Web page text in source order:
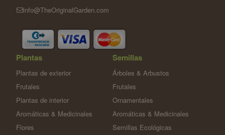
info@TheOriginalGarden.com
Plantas
Plantas de exterior
Frutales
Plantas de interior
Aromáticas & Medicinales
Flores
Semillas
Árboles & Arbustos
Frutales
Ornamentales
Aromáticas & Medicinales
Semillas Ecológicas